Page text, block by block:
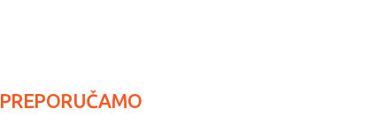
PREPORUČAMO